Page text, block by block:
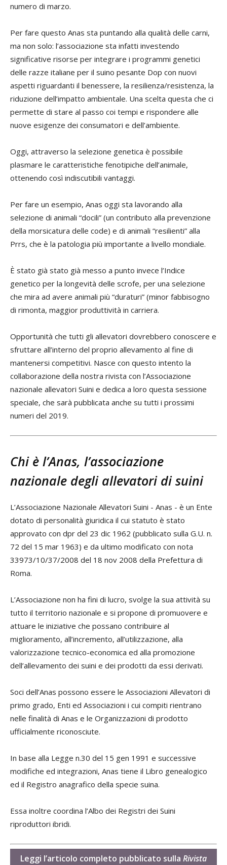
numero di marzo.
Per fare questo Anas sta puntando alla qualità delle carni,
ma non solo: l’associazione sta infatti investendo
significative risorse per integrare i programmi genetici
delle razze italiane per il suino pesante Dop con nuovi
aspetti riguardanti il benessere, la resilienza/resistenza, la
riduzione dell’impatto ambientale. Una scelta questa che ci
permette di stare al passo coi tempi e rispondere alle
nuove esigenze dei consumatori e dell’ambiente.
Oggi, attraverso la selezione genetica è possibile
plasmare le caratteristiche fenotipiche dell’animale,
ottenendo così indiscutibili vantaggi.
Per fare un esempio, Anas oggi sta lavorando alla
selezione di animali “docili” (un contributo alla prevenzione
della morsicatura delle code) e di animali “resilienti” alla
Prrs, che è la patologia più importante a livello mondiale.
È stato già stato già messo a punto invece l’Indice
genetico per la longevità delle scrofe, per una selezione
che mira ad avere animali più “duraturi” (minor fabbisogno
di rimonta, maggior produttività in carriera.
Opportunità che tutti gli allevatori dovrebbero conoscere e
sfruttare all’interno del proprio allevamento al fine di
mantenersi competitivi. Nasce con questo intento la
collaborazione della nostra rivista con l’Associazione
nazionale allevatori Suini e dedica a loro questa sessione
speciale, che sarà pubblicata anche su tutti i prossimi
numeri del 2019.
Chi è l’Anas, l’associazione
nazionale degli allevatori di suini
L’Associazione Nazionale Allevatori Suini - Anas - è un Ente
dotato di personalità giuridica il cui statuto è stato
approvato con dpr del 23 dic 1962 (pubblicato sulla G.U. n.
72 del 15 mar 1963) e da ultimo modificato con nota
33973/10/37/2008 del 18 nov 2008 della Prefettura di
Roma.
L’Associazione non ha fini di lucro, svolge la sua attività su
tutto il territorio nazionale e si propone di promuovere e
attuare le iniziative che possano contribuire al
miglioramento, all’incremento, all’utilizzazione, alla
valorizzazione tecnico-economica ed alla promozione
dell’allevamento dei suini e dei prodotti da essi derivati.
Soci dell’Anas possono essere le Associazioni Allevatori di
primo grado, Enti ed Associazioni i cui compiti rientrano
nelle finalità di Anas e le Organizzazioni di prodotto
ufficialmente riconosciute.
In base alla Legge n.30 del 15 gen 1991 e successive
modifiche ed integrazioni, Anas tiene il Libro genealogico
ed il Registro anagrafico della specie suina.
Essa inoltre coordina l’Albo dei Registri dei Suini
riproduttori ibridi.
Leggi l’articolo completo pubblicato sulla Rivista